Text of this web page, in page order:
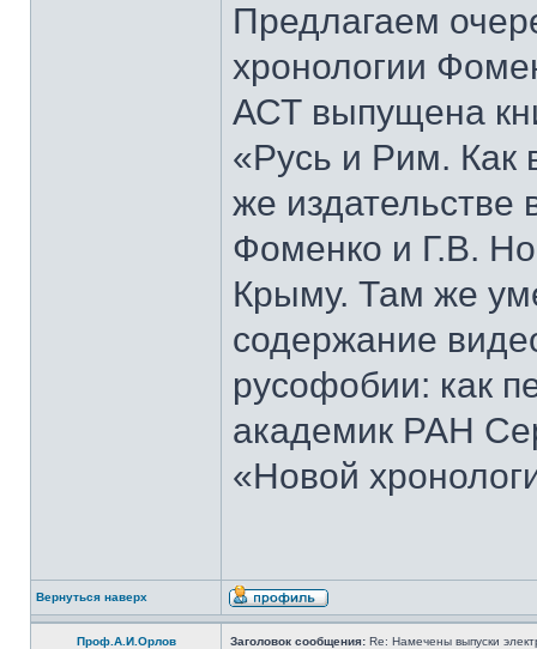
Предлагаем
хронологии
АСТ выпущена
«Русь и Рим. Как
же издательстве
Фоменко и Г.В.
Крыму. Там же
содержание
русофобии: как
академик РАН
«Новой
Вернуться наверх
Проф.А.И.Орлов Заголовок сообщения: Re: Намечены выпуски